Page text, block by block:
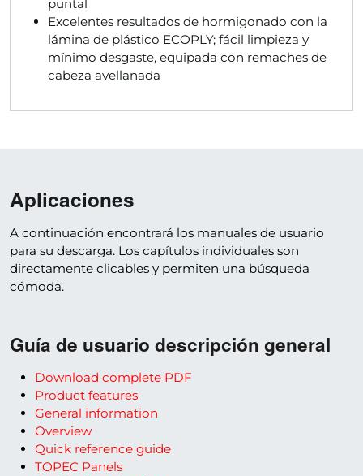
puntal
Excelentes resultados de hormigonado con la
lámina de plástico ECOPLY; fácil limpieza y
mínimo desgaste, equipada con remaches de
cabeza avellanada
Aplicaciones
A continuación encontrará los manuales de usuario
para su descarga. Los capítulos individuales son
directamente clicables y permiten una búsqueda
cómoda.
Guía de usuario descripción general
Download complete PDF
Product features
General information
Overview
Quick reference guide
TOPEC Panels